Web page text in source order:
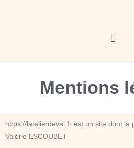
Mentions
https://latelierdeval.fr est un site dont la
Valérie ESCOUBET